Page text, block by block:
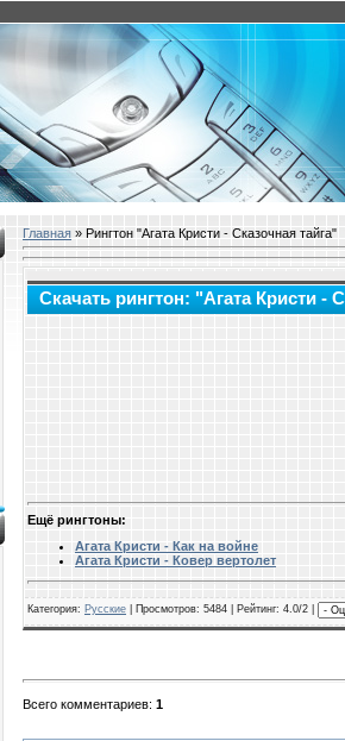
Главная » Рингтон "Агата Кристи - Сказочная тайга"
Скачать рингтон: "Агата Кристи -
Ещё рингтоны:
Агата Кристи - Как на войне
Агата Кристи - Ковер вертолет
Категория: Русские Просмотров: 5484 | Рейтинг: 4.0/2 |
Всего комментариев: 1